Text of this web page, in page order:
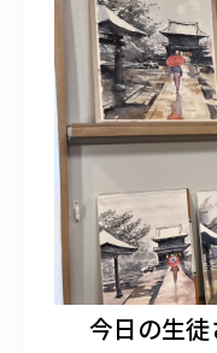
今日の生徒